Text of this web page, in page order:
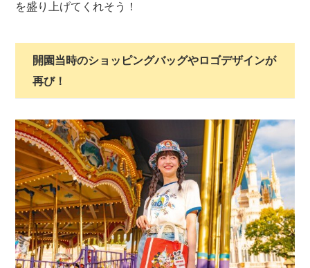
を盛り上げてくれそう！
開園当時のショッピングバッグやロゴデザインが
再び！